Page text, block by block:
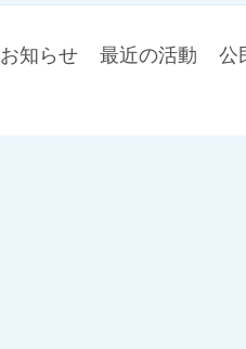
お知らせ 最近の活動 公